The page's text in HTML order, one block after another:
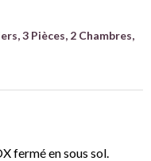
3 Pièces, 2 Chambres,
fermé en sous sol.